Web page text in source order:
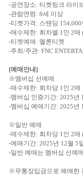
-공연장소: 티켓링크 라이
-관람연령 : 8세 이상
-티켓가격 : 스탠딩 154,000
-매수제한: 회차별 1인 2매
-티켓예매 : 멜론티켓
-주최/주관: FNC
[예매안내 ]
※멤버십 선예매
-매수제한: 회차당 1인 2매
-멤버십 인증기간: 2025년
-멤버십 예매기간: 2025년
※일반 예매
-매수제한: 회차당 1인 2매
-예매기간: 2025년 12월 5
-일반 예매는 멤버십 선예
※무통장입금으로 예매한